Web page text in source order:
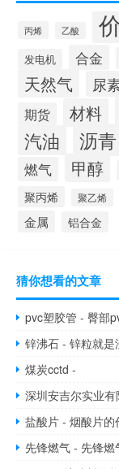
丙烯 乙酸
发电机 合金
天然气 尿
期货 材料
汽油 沥青
燃气 甲醇
聚丙烯 聚乙烯
金属 铝合金
猜你想看的文章
pvc塑胶管 - 臀部
锌沸石 - 锌粒就是
煤炭cctd -
深圳安吉尔实业
盐酸片 - 烟酸片的
先锋燃气 - 先锋燃